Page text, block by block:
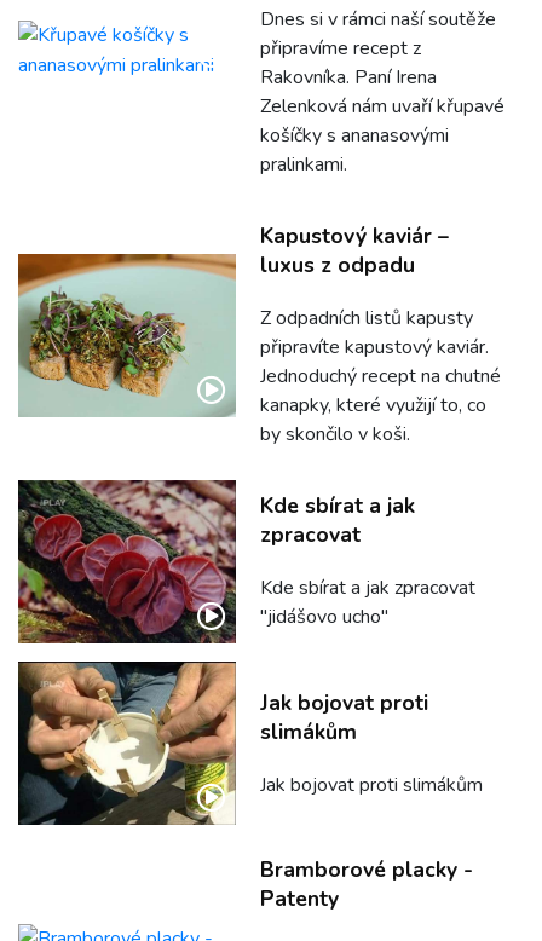
Dnes si v rámci naší soutěže
připravíme recept z
Rakovníka. Paní Irena
Zelenková nám uvaří křupavé
košíčky s ananasovými
pralinkami.
Kapustový kaviár –
luxus z odpadu
Z odpadních listů kapusty
připravíte kapustový kaviár.
Jednoduchý recept na chutné
kanapky, které využijí to, co
by skončilo v koši.
Kde sbírat a jak
zpracovat
Kde sbírat a jak zpracovat
"jidášovo ucho"
Jak bojovat proti
slimákům
Jak bojovat proti slimákům
Bramborové placky -
Patenty